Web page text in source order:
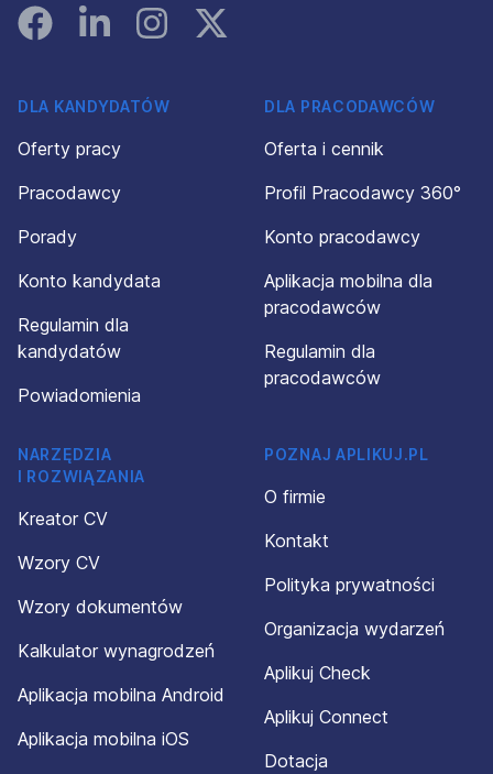
FacebookLinked InInstagramInstagram
DLA KANDYDATÓW
Oferty pracy
Pracodawcy
Porady
Konto kandydata
Regulamin dla
kandydatów
Powiadomienia
DLA PRACODAWCÓW
Oferta i cennik
Profil Pracodawcy 360°
Konto pracodawcy
Aplikacja mobilna dla
pracodawców
Regulamin dla
pracodawców
NARZĘDZIA
I ROZWIĄZANIA
Kreator CV
Wzory CV
Wzory dokumentów
Kalkulator wynagrodzeń
Aplikacja mobilna Android
Aplikacja mobilna iOS
POZNAJ APLIKUJ.PL
O firmie
Kontakt
Polityka prywatności
Organizacja wydarzeń
Aplikuj Check
Aplikuj Connect
Dotacja